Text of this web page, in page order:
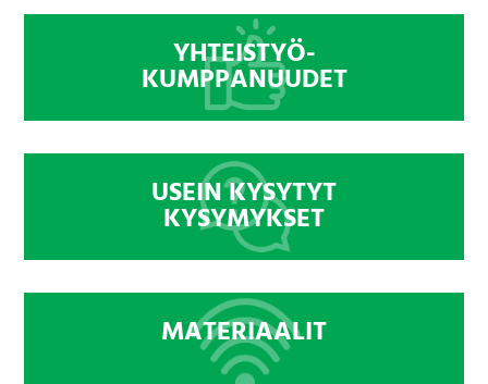
YHTEISTYÖ-
KUMPPANUUDET
USEIN KYSYTYT
KYSYMYKSET
MATERIAALIT